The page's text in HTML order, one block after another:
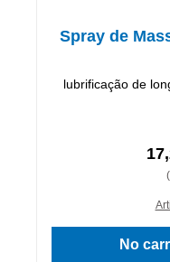
Spray de
lubrificação de
No